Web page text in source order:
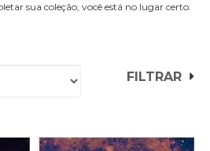
sua coleção, você está no lugar certo.
FILTRAR